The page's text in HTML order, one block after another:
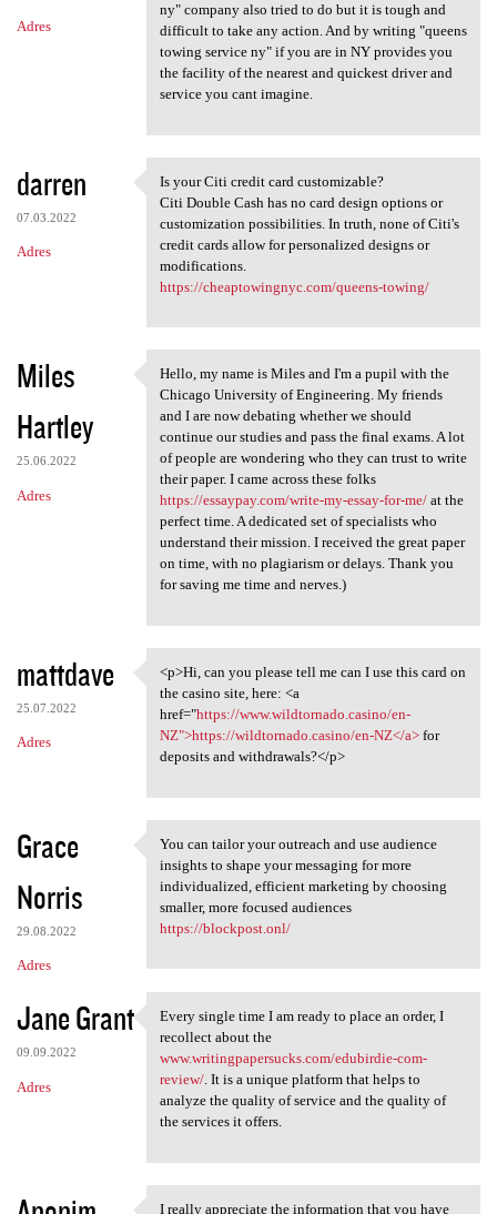
Adres
ny" company also tried to do but it is tough and
difficult to take any action. And by writing "queens
towing service ny" if you are in NY provides you
the facility of the nearest and quickest driver and
service you cant imagine.
darren
07.03.2022
Adres
Is your Citi credit card
Is your Citi credit card customizable?
Citi Double Cash has no card design options or
customization possibilities. In truth, none of Citi's
credit cards allow for personalized designs or
modifications.
https://cheaptowingnyc.com/queens-towing/
Miles
Hartley
25.06.2022
Adres
Hello, my name is Miles and I
Hello, my name is Miles and I'm a pupil with the
Chicago University of Engineering. My friends
and I are now debating whether we should
continue our studies and pass the final exams. A lot
of people are wondering who they can trust to write
their paper. I came across these folks
https://essaypay.com/write-my-essay-for-me/at the
perfect time. A dedicated set of specialists who
understand their mission. I received the great paper
on time, with no plagiarism or delays. Thank you
for saving me time and nerves.)
mattdave
25.07.2022
Adres
<p>Hi, can you please tell me
<p>Hi, can you please tell me can I use this card on
the casino site, here: <a
href="https://www.wildtornado.casino/en-
NZ">https://wildtornado.casino/en-NZ</a>for
deposits and withdrawals?</p>
Grace
Norris
29.08.2022
Adres
You can tailor your outreach
You can tailor your outreach and use audience
insights to shape your messaging for more
individualized, efficient marketing by choosing
smaller, more focused audiences
https://blockpost.onl/
Jane Grant
09.09.2022
Adres
Every single time I am ready
Every single time I am ready to place an order, I
recollect about the
www.writingpapersucks.com/edubirdie-com-
review/. It is a unique platform that helps to
analyze the quality of service and the quality of
the services it offers.
I really appreciate the information that you have